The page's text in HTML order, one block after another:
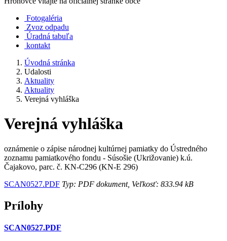
Fotogaléria
Zvoz odpadu
Úradná tabuľa
kontakt
Úvodná stránka
Udalosti
Aktuality
Aktuality
Verejná vyhláška
Verejná vyhláška
oznámenie o zápise národnej kultúrnej pamiatky do Ústredného
zoznamu pamiatkového fondu - Súsošie (Ukrižovanie) k.ú.
Čajakovo, parc. č. KN-C296 (KN-E 296)
SCAN0527.PDF Typ: PDF dokument, Veľkosť: 833.94 kB
Prílohy
SCAN0527.PDF